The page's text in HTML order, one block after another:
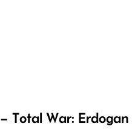
Total War: